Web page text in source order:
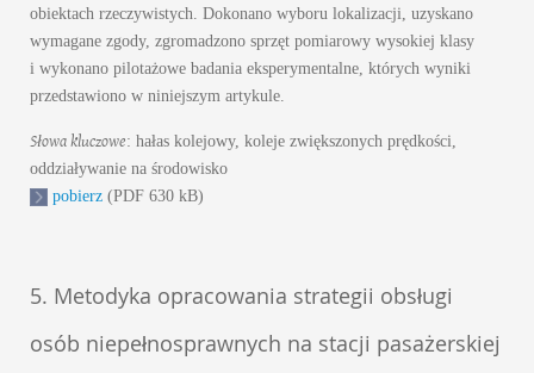
obiektach rzeczywistych. Dokonano wyboru lokalizacji, uzyskano
wymagane zgody, zgromadzono sprzęt pomiarowy wysokiej klasy
i wykonano pilotażowe badania eksperymentalne, których wyniki
przedstawiono w niniejszym artykule.
Słowa kluczowe: hałas kolejowy, koleje zwiększonych prędkości,
oddziaływanie na środowisko
pobierz (PDF 630 kB)
5. Metodyka opracowania strategii obsługi
osób niepełnosprawnych na stacji pasażerskiej